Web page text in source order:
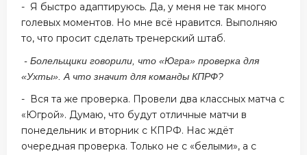
- Я быстро адаптируюсь. Да, у меня не так много
голевых моментов. Но мне всё нравится. Выполняю
то, что просит сделать тренерский штаб.
- Болельщики говорили, что «Югра» проверка для
«Ухты». А что значит для команды КПРФ?
- Вся та же проверка. Провели два классных матча с
«Югрой». Думаю, что будут отличные матчи в
понедельник и вторник с КПРФ. Нас ждёт
очередная проверка. Только не с «белыми», а с